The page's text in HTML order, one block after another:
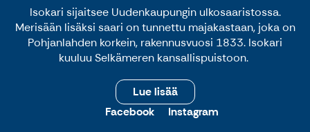
Isokari sijaitsee Uudenkaupungin ulkosaaristossa.
Merisään lisäksi saari on tunnettu majakastaan, joka on
Pohjanlahden korkein, rakennusvuosi 1833. Isokari
kuuluu Selkämeren kansallispuistoon.
Lue lisää
Facebook
Instagram